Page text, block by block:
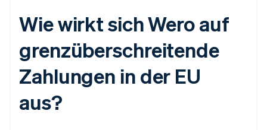
Wie wirkt sich Wero auf
grenzüberschreitende
Zahlungen in der EU
aus?